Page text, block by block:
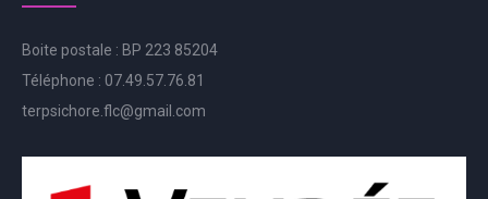
Boite postale : BP 223 85204
Téléphone : 07.49.57.76.81
terpsichore.flc@gmail.com